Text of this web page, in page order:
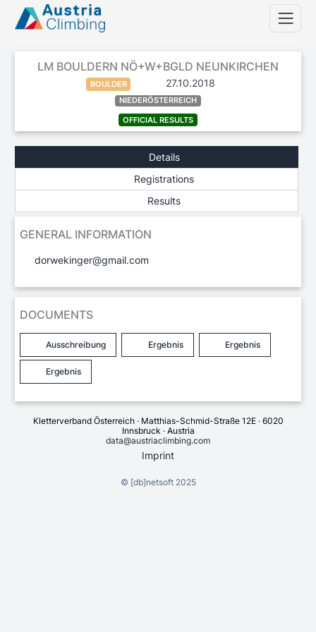
LM BOULDERN NÖ+W+BGLD NEUNKIRCHEN
BOULDER 27.10.2018
NIEDERÖSTERREICH
OFFICIAL RESULTS
Details
Registrations
Results
GENERAL INFORMATION
dorwekinger@gmail.com
DOCUMENTS
Ausschreibung Ergebnis Ergebnis
Ergebnis
Kletterverband Österreich · Matthias-Schmid-Straße 12E · 6020
Innsbruck · Austria
data@austriaclimbing.com
Imprint
© [db]netsoft2025